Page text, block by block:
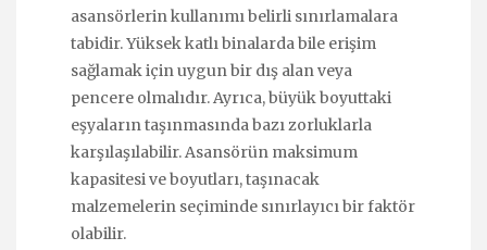
asansörlerin kullanımı belirli sınırlamalara
tabidir. Yüksek katlı binalarda bile erişim
sağlamak için uygun bir dış alan veya
pencere olmalıdır. Ayrıca, büyük boyuttaki
eşyaların taşınmasında bazı zorluklarla
karşılaşılabilir. Asansörün maksimum
kapasitesi ve boyutları, taşınacak
malzemelerin seçiminde sınırlayıcı bir faktör
olabilir.